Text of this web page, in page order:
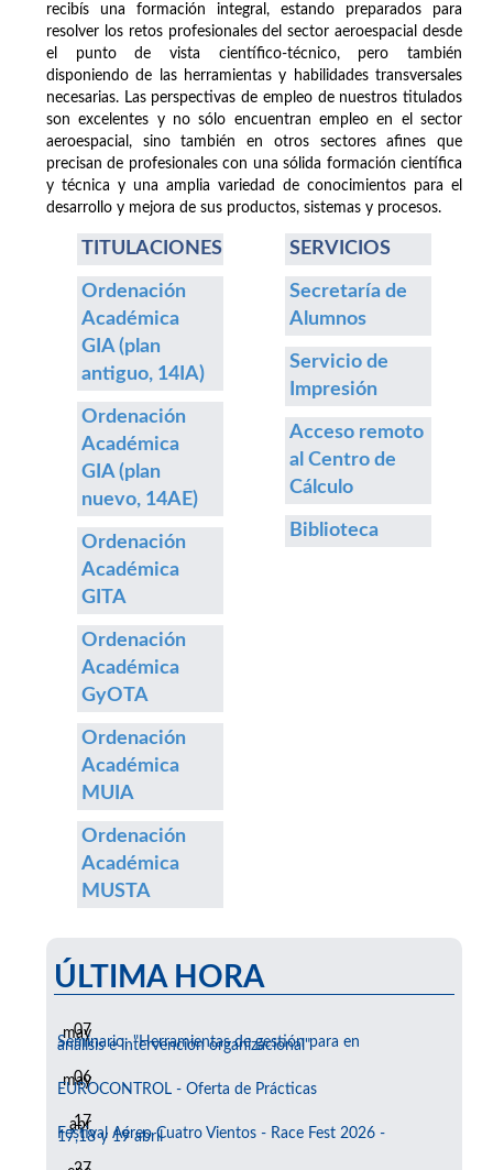
recibís una formación integral, estando preparados para
resolver los retos profesionales del sector aeroespacial desde
el punto de vista científico-técnico, pero también
disponiendo de las herramientas y habilidades transversales
necesarias. Las perspectivas de empleo de nuestros titulados
son excelentes y no sólo encuentran empleo en el sector
aeroespacial, sino también en otros sectores afines que
precisan de profesionales con una sólida formación científica
y técnica y una amplia variedad de conocimientos para el
desarrollo y mejora de sus productos, sistemas y procesos.
TITULACIONES
Ordenación
Académica
GIA (plan
antiguo, 14IA)
Ordenación
Académica
GIA (plan
nuevo, 14AE)
Ordenación
Académica
GITA
Ordenación
Académica
GyOTA
Ordenación
Académica
MUIA
Ordenación
Académica
MUSTA
SERVICIOS
Secretaría de
Alumnos
Servicio de
Impresión
Acceso remoto
al Centro de
Cálculo
Biblioteca
ÚLTIMA HORA
07
may
Seminario: "Herramientas de gestión para en
análisis e intervención organizacional"
06
may
EUROCONTROL - Oferta de Prácticas
17
abr
Festival Aéreo Cuatro Vientos - Race Fest 2026 -
17,18 y 19 abril